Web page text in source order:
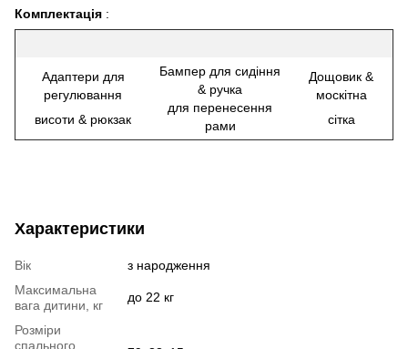
Комплектація :
Адаптери для
регулювання
висоти & рюкзак
Бампер для сидіння
& ручка
для перенесення
рами
Дощовик &
москітна
сітка
Характеристики
Вік
з народження
Максимальна
вага дитини, кг
до 22 кг
Розміри
спального